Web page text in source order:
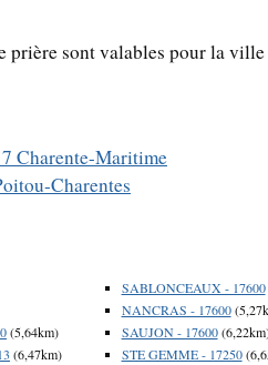
prière sont valables pour la
Charente-Maritime
Charentes
(5,64km)
(6,47km)
SABLONCEAUX - 17600
NANCRAS - 17600
SAUJON - 17600
STE GEMME - 17250